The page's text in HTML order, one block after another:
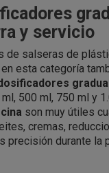
y servicio
de salseras de
esta categoría
500 ml, 750 ml y
son muy útiles
cremas,
precisión durante la